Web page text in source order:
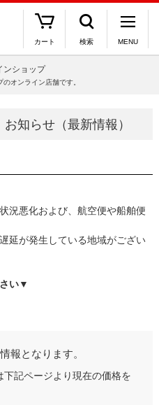
カート 検索 MENU
ンショップ
オンライン店舗です。
知らせ（最新情報）
況悪化および、航空便や船舶便
延が発生している地域がござい
い▼
報となります。
記ページより現在の価格を